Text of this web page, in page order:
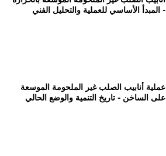
- المبدأ الأساسي للعملية والتحليل الفني
عملية أنابيب الصلب غير الملحومة الموسعة
على الساخن - تاريخ التنمية والوضع الحالي